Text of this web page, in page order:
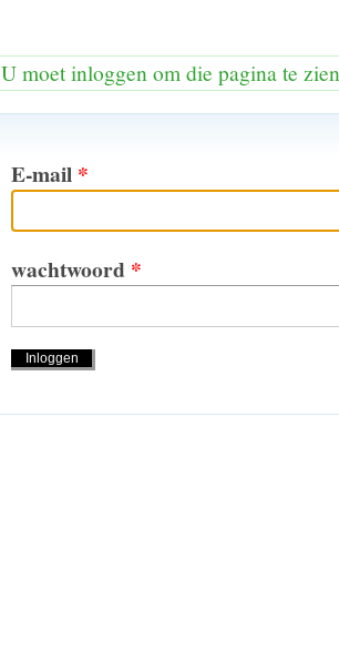
U moet inloggen om die pagina te zien
E-mail *
wachtwoord *
Handelingen